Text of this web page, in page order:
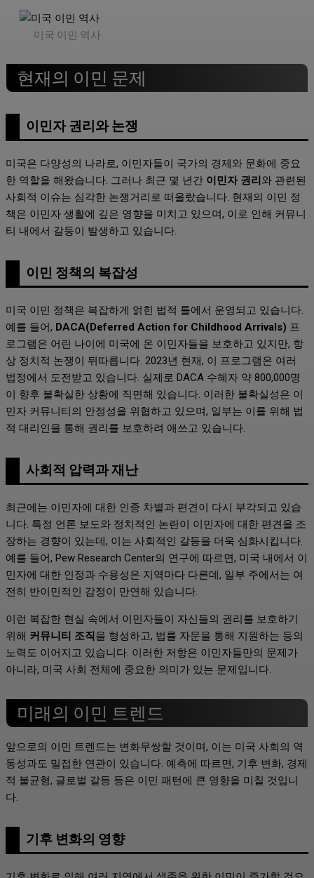
미국 이민 역사
현재의 이민 문제
이민자 권리와 논쟁
미국은 다양성의 나라로, 이민자들이 국가의 경제와 문화에 중요
한 역할을 해왔습니다. 그러나 최근 몇 년간 이민자 권리 와 관련된
사회적 이슈는 심각한 논쟁거리로 떠올랐습니다. 현재의 이민 정
책은 이민자 생활에 깊은 영향을 미치고 있으며, 이로 인해 커뮤니
티 내에서 갈등이 발생하고 있습니다.
이민 정책의 복잡성
미국 이민 정책은 복잡하게 얽힌 법적 틀에서 운영되고 있습니다.
예를 들어, DACA(Deferred Action for Childhood Arrivals) 프
로그램은 어린 나이에 미국에 온 이민자들을 보호하고 있지만, 항
상 정치적 논쟁이 뒤따릅니다. 2023년 현재, 이 프로그램은 여러
법정에서 도전받고 있습니다. 실제로 DACA 수혜자 약 800,000명
이 향후 불확실한 상황에 직면해 있습니다. 이러한 불확실성은 이
민자 커뮤니티의 안정성을 위협하고 있으며, 일부는 이를 위해 법
적 대리인을 통해 권리를 보호하려 애쓰고 있습니다.
사회적 압력과 재난
최근에는 이민자에 대한 인종 차별과 편견이 다시 부각되고 있습
니다. 특정 언론 보도와 정치적인 논란이 이민자에 대한 편견을 조
장하는 경향이 있는데, 이는 사회적인 갈등을 더욱 심화시킵니다.
예를 들어, Pew Research Center의 연구에 따르면, 미국 내에서 이
민자에 대한 인정과 수용성은 지역마다 다른데, 일부 주에서는 여
전히 반이민적인 감정이 만연해 있습니다.
이런 복잡한 현실 속에서 이민자들이 자신들의 권리를 보호하기
위해 커뮤니티 조직을 형성하고, 법률 자문을 통해 지원하는 등의
노력도 이어지고 있습니다. 이러한 저항은 이민자들만의 문제가
아니라, 미국 사회 전체에 중요한 의미가 있는 문제입니다.
미래의 이민 트렌드
앞으로의 이민 트렌드는 변화무쌍할 것이며, 이는 미국 사회의 역
동성과도 밀접한 연관이 있습니다. 예측에 따르면, 기후 변화, 경제
적 불균형, 글로벌 갈등 등은 이민 패턴에 큰 영향을 미칠 것입니
다.
기후 변화의 영향